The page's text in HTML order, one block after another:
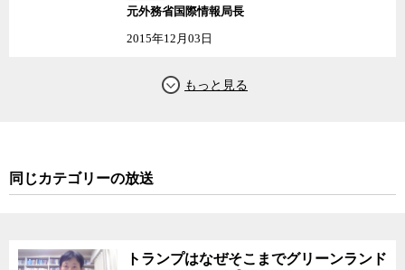
くないと主張する孫崎氏と、米海兵隊の抑止力や、それを理由に辺
野古への移設に踏み切った鳩山政権の意思決定のあり方などについ
元外務省国際情報局長
2015年12月03日
同じカテゴリーの放送
トランプはなぜそこまでグリーンランド